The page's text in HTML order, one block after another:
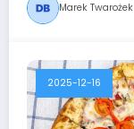
Marek Twarożek
2025-12-16